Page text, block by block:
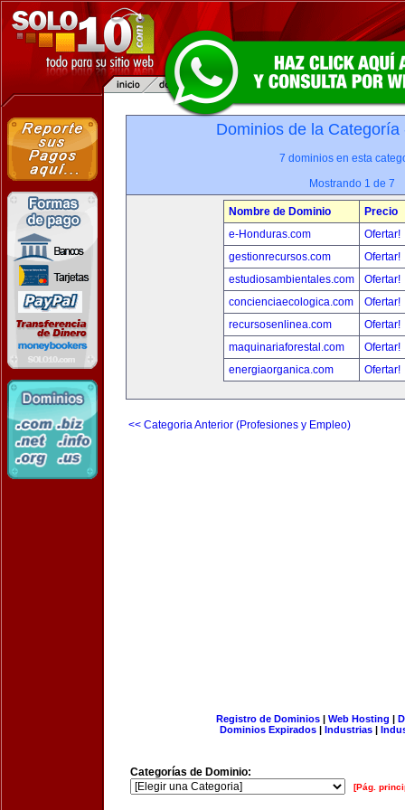
Dominios de la
7 dominios en esta
Mostrando 1 de 7
Nombre de Dominio
Precio
e-Honduras.com
Ofertar!
gestionrecursos.com
Ofertar!
estudiosambientales.com
Ofertar!
concienciaecologica.com
Ofertar!
recursosenlinea.com
Ofertar!
maquinariaforestal.com
Ofertar!
energiaorganica.com
Ofertar!
<< Categoria Anterior (Profesiones y Empleo)
Registro de Dominios| Web Hosting |
Dominios Expirados | Industrias |
Categorías de Dominio:
[Pág.